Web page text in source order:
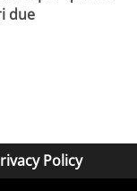
due
Policy